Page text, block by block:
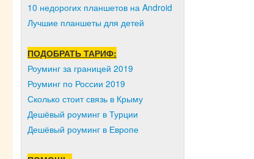
10 недорогих планшетов на Android
Лучшие планшеты для детей
ПОДОБРАТЬ ТАРИФ:
Роуминг за границей 2019
Роуминг по России 2019
Сколько стоит связь в Крыму
Дешёвый роуминг в Турции
Дешёвый роуминг в Европе